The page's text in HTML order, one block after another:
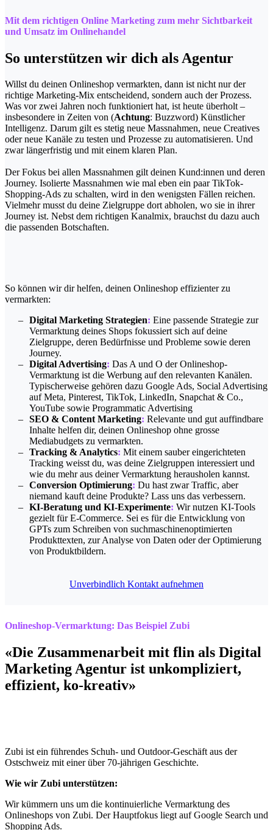
Mit dem richtigen Online Marketing zum mehr Sichtbarkeit
und Umsatz im Onlinehandel
So unterstützen wir dich als Agentur
Willst du deinen Onlineshop vermarkten, dann ist nicht nur der
richtige Marketing-Mix entscheidend, sondern auch der Prozess.
Was vor zwei Jahren noch funktioniert hat, ist heute überholt –
insbesondere in Zeiten von (Achtung: Buzzword) Künstlicher
Intelligenz. Darum gilt es stetig neue Massnahmen, neue Creatives
oder neue Kanäle zu testen und Prozesse zu automatisieren. Und
zwar längerfristig und mit einem klaren Plan.
Der Fokus bei allen Massnahmen gilt deinen Kund:innen und deren
Journey. Isolierte Massnahmen wie mal eben ein paar TikTok-
Shopping-Ads zu schalten, wird in den wenigsten Fällen reichen.
Vielmehr musst du deine Zielgruppe dort abholen, wo sie in ihrer
Journey ist. Nebst dem richtigen Kanalmix, brauchst du dazu auch
die passenden Botschaften.
So können wir dir helfen, deinen Onlineshop effizienter zu
vermarkten:
Digital Marketing ​Strategien: Eine passende Strategie zur
Vermarktung deines Shops fokussiert sich auf deine
Zielgruppe, deren Bedürfnisse und Probleme sowie deren
Journey.
Digital Advertising: Das A und O der Onlineshop-
Vermarktung ist die Werbung auf den relevanten Kanälen.
Typischerweise gehören dazu Google Ads, Social Advertising
auf Meta, Pinterest, TikTok, LinkedIn, Snapchat & Co.,
YouTube sowie Programmatic Advertising
SEO & Content Marketing: Relevante und gut auffindbare
Inhalte helfen dir, deinen Onlineshop ohne grosse
Mediabudgets zu vermarkten.
Tracking & Analytics: Mit einem sauber eingerichteten
Tracking weisst du, was deine Zielgruppen interessiert und
wie du mehr aus deiner Vermarktung herausholen kannst.
Conversion Optimierung: Du hast zwar Traffic, aber
niemand kauft deine Produkte? Lass uns das verbessern.
KI-Beratung und KI-Experimente: Wir nutzen KI-Tools
gezielt für E-Commerce. Sei es für die Entwicklung von
GPTs zum Schreiben von suchmaschinenoptimierten
Produkttexten, zur Analyse von Daten oder der Optimierung
von Produktbildern.
Unverbindlich Kontakt aufnehmen
Onlineshop-Vermarktung: Das Beispiel Zubi
«Die Zusammenarbeit mit flin als Digital
Marketing Agentur ist unkompliziert,
effizient, ko-kreativ»
Zubi ist ein führendes Schuh- und Outdoor-Geschäft aus der
Ostschweiz mit einer über 70-jährigen Geschichte.
Wie wir Zubi unterstützen:
Wir kümmern uns um die kontinuierliche Vermarktung des
Onlineshops von Zubi. Der Hauptfokus liegt auf Google Search und
Shopping Ads.